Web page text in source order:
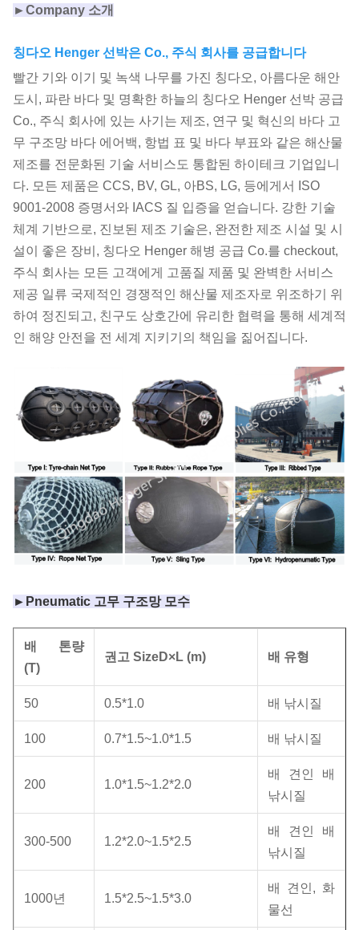
►Company 소개
칭다오 Henger 선박은 Co., 주식 회사를 공급합니다
빨간 기와 이기 및 녹색 나무를 가진 칭다오, 아름다운 해안
도시, 파란 바다 및 명확한 하늘의 칭다오 Henger 선박 공급
Co., 주식 회사에 있는 사기는 제조, 연구 및 혁신의 바다 고
무 구조망 바다 에어백, 항법 표 및 바다 부표와 같은 해산물
제조를 전문화된 기술 서비스도 통합된 하이테크 기업입니
다. 모든 제품은 CCS, BV, GL, 아BS, LG, 등에게서 ISO
9001-2008 증명서와 IACS 질 입증을 얻습니다. 강한 기술
체계 기반으로, 진보된 제조 기술은, 완전한 제조 시설 및 시
설이 좋은 장비, 칭다오 Henger 해병 공급 Co.를 checkout,
주식 회사는 모든 고객에게 고품질 제품 및 완벽한 서비스
제공 일류 국제적인 경쟁적인 해산물 제조자로 위조하기 위
하여 정진되고, 친구도 상호간에 유리한 협력을 통해 세계적
인 해양 안전을 전 세계 지키기의 책임을 짊어집니다.
►Pneumatic 고무 구조망 모수
배 톤량
(T)
권고 SizeD×L (m) 배 유형
50 0.5*1.0 배 낚시질
100 0.7*1.5~1.0*1.5 배 낚시질
200 1.0*1.5~1.2*2.0
배 견인 배
낚시질
300-500 1.2*2.0~1.5*2.5
배 견인 배
낚시질
1000년 1.5*2.5~1.5*3.0
배 견인, 화
물선